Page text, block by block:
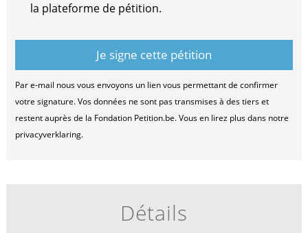
la plateforme de pétition.
Par e-mail nous vous envoyons un lien vous permettant de confirmer
votre signature. Vos données ne sont pas transmises à des tiers et
restent auprès de la Fondation Petition.be. Vous en lirez plus dans notre
privacyverklaring.
Détails